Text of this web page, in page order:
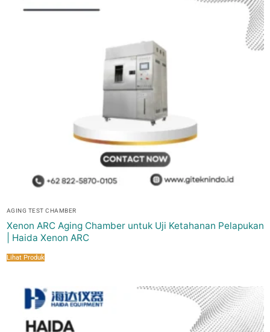
AGING TEST CHAMBER
Xenon ARC Aging Chamber untuk Uji Ketahanan Pelapukan
| Haida Xenon ARC
Lihat Produk